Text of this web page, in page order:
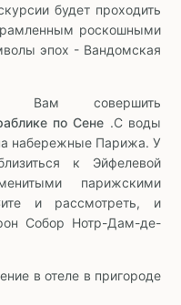
будет проходить
роскошными
эпох - Вандомская
Вам совершить
по Сене .С воды
набережные Парижа. У
к Эйфелевой
парижскими
и рассмотреть, и
Собор Нотр-Дам-де-
в отеле в пригороде